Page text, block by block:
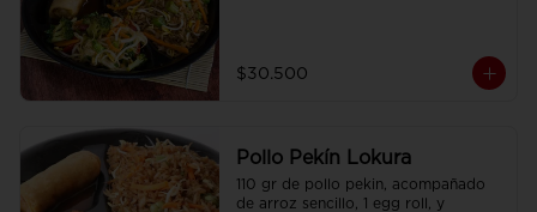
$30.500
Pollo Pekín Lokura
110 gr de pollo pekin, acompañado
de arroz sencillo, 1 egg roll, y